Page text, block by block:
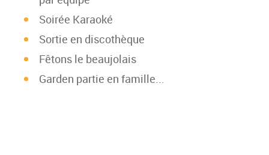
Soirée Karaoké
Sortie en discothèque
Fêtons le beaujolais
Garden partie en famille...